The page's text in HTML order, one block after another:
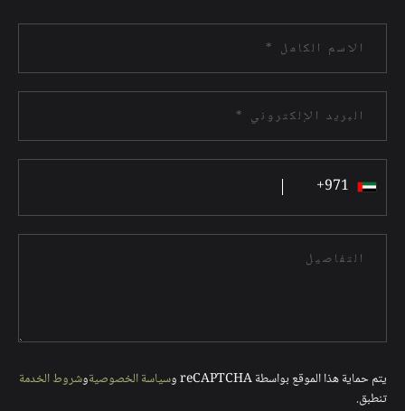
الاسم الكامل *
البريد الإلكتروني *
+971
التفاصيل
يتم حماية هذا الموقع بواسطة reCAPTCHA و سياسة الخصوصيةوشروط الخدمة
تنطبق.